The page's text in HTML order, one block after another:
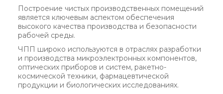
Построение чистых производственных помещений
является ключевым аспектом обеспечения
высокого качества производства и безопасности
рабочей среды.
ЧПП широко используются в отраслях разработки
и производства микроэлектронных компонентов,
оптических приборов и систем, ракетно-
космической техники, фармацевтической
продукции и биологических исследованиях.